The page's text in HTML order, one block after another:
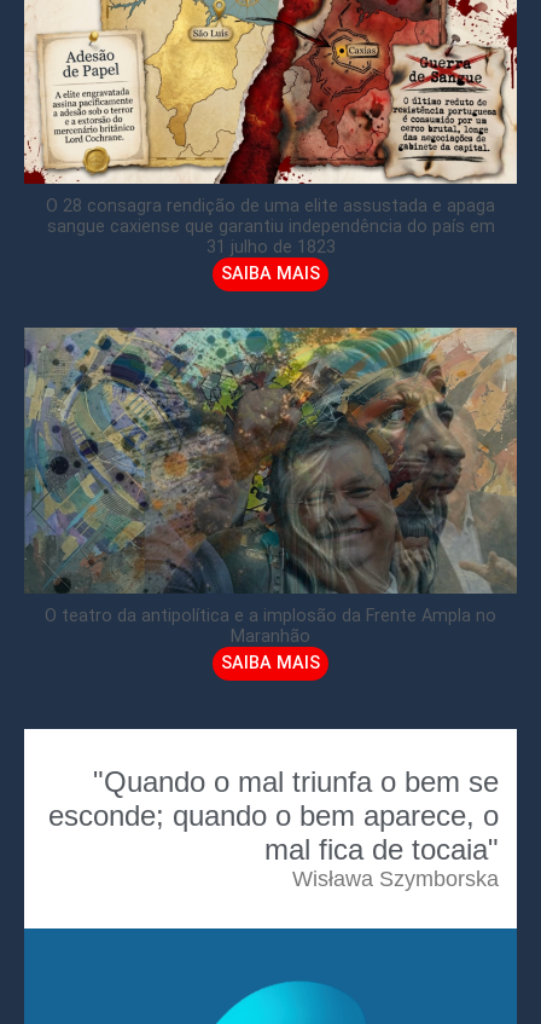
O 28 consagra rendição de uma elite assustada e apaga
sangue caxiense que garantiu independência do país em
31 julho de 1823
SAIBA MAIS
O teatro da antipolítica e a implosão da Frente Ampla no
Maranhão
SAIBA MAIS
"Quando o mal triunfa o bem se
esconde; quando o bem aparece, o
mal fica de tocaia"
Wisława Szymborska